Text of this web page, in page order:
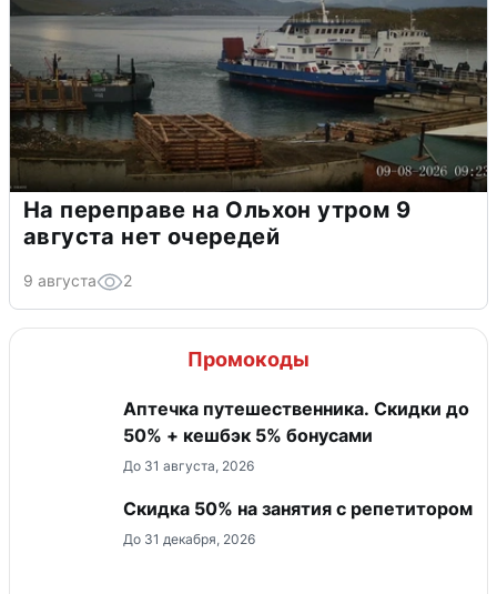
На переправе на Ольхон утром 9
августа нет очередей
9 августа 2
Промокоды
Аптечка путешественника. Скидки до
50% + кешбэк 5% бонусами
До 31 августа, 2026
Скидка 50% на занятия с репетитором
До 31 декабря, 2026